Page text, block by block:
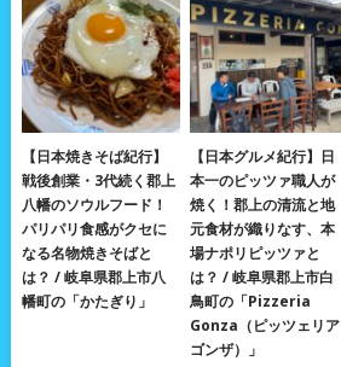
【日本焼きそば紀行】
戦後創業・3代続く郡上
八幡のソウルフード！
パリパリ食感がクセに
なる名物焼きそばと
は？ / 岐阜県郡上市八
幡町の「かたぎり」
【日本グルメ紀行】日
本一のピッツァ職人が
焼く！郡上の清流と地
元食材が織りなす、本
場ナポリピッツァと
は？ / 岐阜県郡上市白
鳥町の「Pizzeria
Gonza（ピッツェリア
ゴンザ）」